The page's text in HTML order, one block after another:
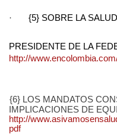
· {5} SOBRE LA
PRESIDENTE DE LA
http://
{6} LOS MANDATOS
IMPLICACIONES DE
http://
pdf